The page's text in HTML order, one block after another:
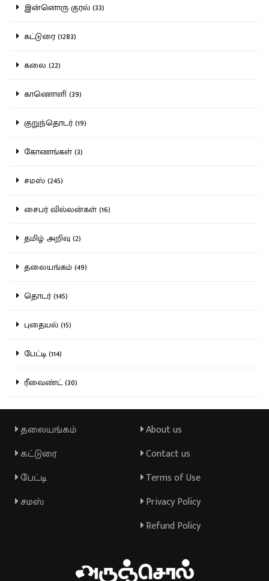
இன்னொரு குரல் (33)
கட்டுரை (1283)
கலை (22)
காணொளி (39)
குறுந்தொடர் (19)
கோணங்கள் (3)
சமஸ் (245)
சைபர் வில்லன்கள் (16)
தமிழ் அறிவு (2)
தலையங்கம் (49)
தொடர் (145)
புதையல் (15)
பேட்டி (114)
ரீவைண்ட் (30)
தலையங்கம்
கட்டுரை
பேட்டி
சமஸ்
About us
Contact us
Terms of Use
Privacy Policy
Refund Policy